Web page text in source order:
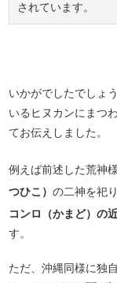
されています。
いかがでしたでしょ
いるヒヌカンにまつ
てお伝えしました。
例えば前述した荒神
つひこ）の二神を祀
コンロ（かまど）の
す。
ただ、沖縄同様に独